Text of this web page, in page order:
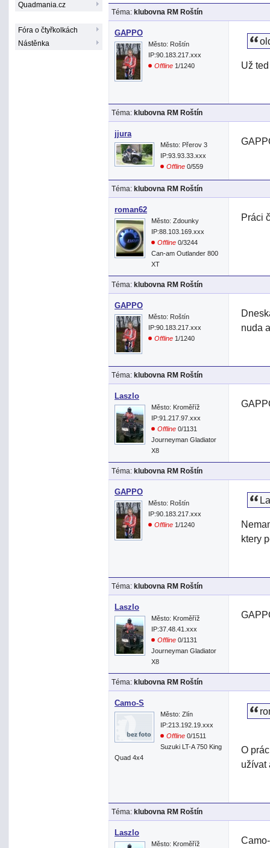
Quadmania.cz
Fóra o čtyřkolkách
Nástěnka
Téma: klubovna RM Roštín
GAPPO
Město: Roštín
IP:90.183.217.xxx
Offline 1/1240 Už
Téma: klubovna RM Roštín
jjura
Město: Přerov 3
IP:93.93.33.xxx
Offline 0/559
Téma: klubovna RM Roštín
roman62
Město: Zdounky
IP:88.103.169.xxx
Offline 0/3244
Can-am Outlander 800
XT
Práci
Téma: klubovna RM Roštín
GAPPO
Město: Roštín
IP:90.183.217.xxx
Offline 1/1240
nuda
Téma: klubovna RM Roštín
Laszlo
Město: Kroměříž
IP:91.217.97.xxx
Offline 0/1131
Journeyman Gladiator
X8
Téma: klubovna RM Roštín
GAPPO
Město: Roštín
IP:90.183.217.xxx
Offline 1/1240
ktery
Téma: klubovna RM Roštín
Laszlo
Město: Kroměříž
IP:37.48.41.xxx
Offline 0/1131
Journeyman Gladiator
X8
Téma: klubovna RM Roštín
Camo-S
Město: Zlín
IP:213.192.19.xxx
Offline 0/1511
Suzuki LT-A 750 King
Quad 4x4
O
užívat
Téma: klubovna RM Roštín
Laszlo
Město: Kroměříž